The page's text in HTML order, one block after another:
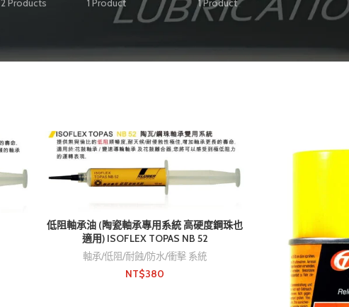
2 Products
1 Product
1 Product
低阻軸承油 (陶瓷軸承專用系統 高硬度鋼珠也
適用) ISOFLEX TOPAS NB 52
軸承/低阻/耐蝕/防水/衝擊 系統
NT$380